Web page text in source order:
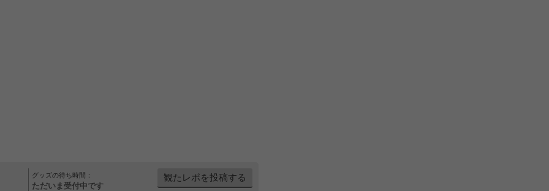
グッズの待ち時間：
ただいま受付中です
観たレポを投稿する